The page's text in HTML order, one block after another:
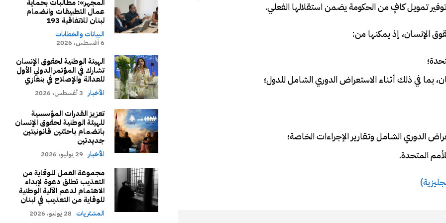
المجهر»: مطالبات بحماية
عمال التطبيقات وانضمام
لبنان للاتفاقية 193
البيانات والخطابات
6 أغسطس، 2026
الهيئة الوطنية لحقوق الإنسان
تشارك في المؤتمر الدولي الأول
للعدالة والإصلاح في بنغازي
الأخبار 3 أغسطس، 2026
تعزيز القدرات المؤسسية
للهيئة الوطنية لحقوق الإنسان
بانضمام باحثتين قانونيتين
جديدتين
الأخبار 29 يوليو، 2026
مجموعة العمل للوقاية من
التعذيب تطلق دعوة لإبداء
الاهتمام لدعم الآلية الوطنية
للوقاية من التعذيب في لبنان
المشتريات 28 يوليو، 2026
تمويل كافٍ من الحكومة يضمن استقلالها الفعلي.
الإنسان، إذ يمكنها من:
في ذلك أثناء الاستعراض الدوري الشامل للدول؛
الدوري الشامل وتقارير الإجراءات الخاصة؛
المتحدة.
)